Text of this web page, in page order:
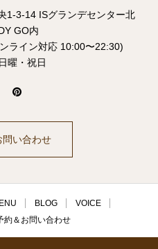
1-3-14 ISグランデセンター北
GO内
ライン対応 10:00〜22:30)
曜・祝日
問い合わせ
BLOG
VOICE
約＆お問い合わせ